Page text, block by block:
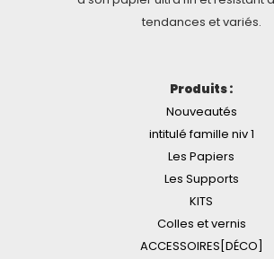
tendances et variés.
Produits :
Nouveautés
intitulé famille niv 1
Les Papiers
Les Supports
KITS
Colles et vernis
ACCESSOIRES[DÉCO]